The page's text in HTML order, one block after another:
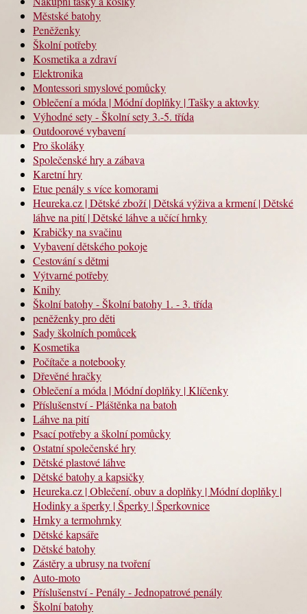
Městské batohy
Peněženky
Školní potřeby
Kosmetika a zdraví
Elektronika
Montessori smyslové pomůcky
Oblečení a móda | Módní doplňky | Tašky a aktovky
Výhodné sety - Školní sety 3.-5. třída
Outdoorové vybavení
Pro školáky
Společenské hry a zábava
Karetní hry
Etue penály s více komorami
Heureka.cz | Dětské zboží | Dětská výživa a krmení | Dětské
láhve na pití | Dětské láhve a učící hrnky
Krabičky na svačinu
Vybavení dětského pokoje
Cestování s dětmi
Výtvarné potřeby
Knihy
Školní batohy - Školní batohy 1. - 3. třída
peněženky pro děti
Sady školních pomůcek
Kosmetika
Počítače a notebooky
Dřevěné hračky
Oblečení a móda | Módní doplňky | Klíčenky
Příslušenství - Pláštěnka na batoh
Láhve na pití
Psací potřeby a školní pomůcky
Ostatní společenské hry
Dětské plastové láhve
Dětské batohy a kapsičky
Heureka.cz | Oblečení, obuv a doplňky | Módní doplňky |
Hodinky a šperky | Šperky | Šperkovnice
Hrnky a termohrnky
Dětské kapsáře
Dětské batohy
Zástěry a ubrusy na tvoření
Auto-moto
Příslušenství - Penály - Jednopatrové penály
Školní batohy